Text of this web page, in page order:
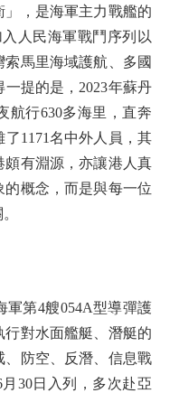
，是海軍主力戰艦的
人民海軍戰鬥序列以
馬里海域護航、多國
提的是，2023年蘇丹
航行630多海里，直奔
1171名中外人員，其
頗有淵源，亦讓港人真
概念，而是與每一位
第4艘054A型導彈護
對水面艦艇、潛艇的
防空、反潛、信息戰
30日入列，多次赴亞